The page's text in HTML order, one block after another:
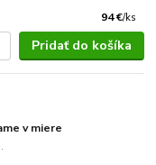
94 €/ks
Pridať do košíka
v miere